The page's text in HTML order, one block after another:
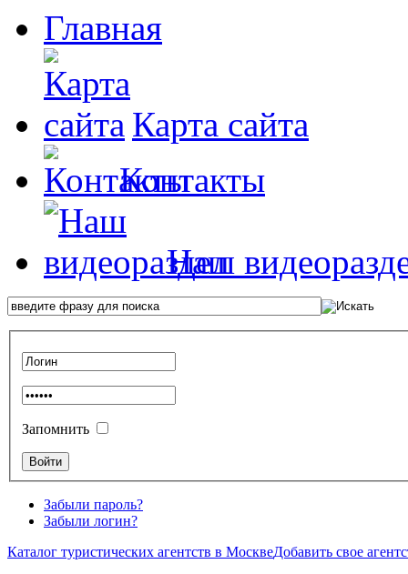
Главная
Карта сайта
Контакты
Наш
Запомнить
Забыли пароль?
Забыли логин?
Каталог туристических агентств в МосквеДобавить свое